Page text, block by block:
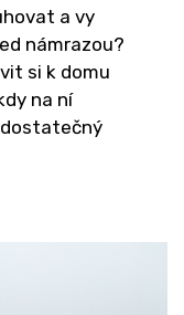
a vy
námrazou?
si k domu
na ní
dostatečný